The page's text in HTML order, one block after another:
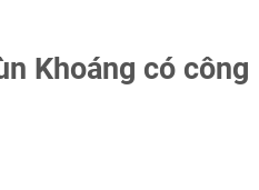
Khoáng có công